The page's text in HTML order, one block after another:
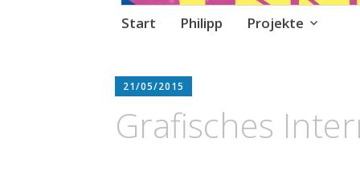
Zum
Start Philipp Projekte
21/05/2015
Grafisches